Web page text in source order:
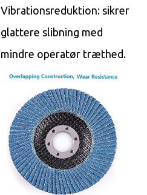
Vibrationsreduktion: sikrer
glattere slibning med
mindre operatør træthed.